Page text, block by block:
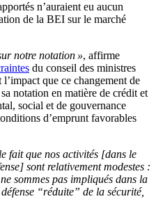
n’auraient eu aucun
de la BEI sur le marché
notre notation », affirme
du conseil des ministres
que ce changement de
notation en matière de crédit et
social et de gouvernance
d’emprunt favorables
fait que nos activités [dans le
sont relativement modestes :
sommes pas impliqués dans la
“réduite” de la sécurité,